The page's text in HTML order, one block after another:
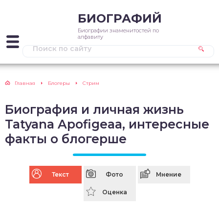
БИОГРАФИЙ
Биографии знаменитостей по
алфавиту
Главная Блогеры Стрим
Биография и личная жизнь
Tatyana Apofigeaa, интересные
факты о блогерше
Текст Фото Мнение
Оценка